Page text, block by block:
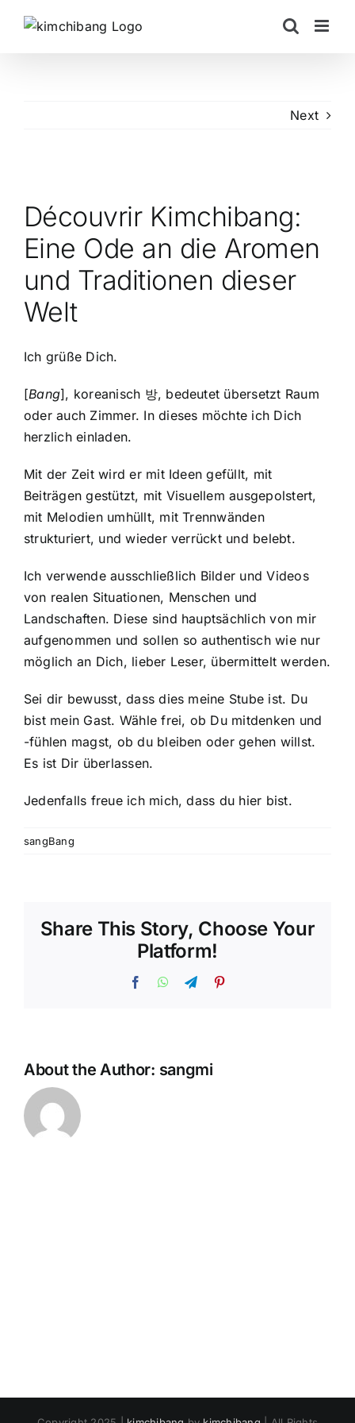
Next
Larger
Image
Découvrir Kimchibang:
Eine Ode an die Aromen
und Traditionen dieser
Welt
Ich grüße Dich.
[Bang], koreanisch 방, bedeutet übersetzt Raum
oder auch Zimmer. In dieses möchte ich Dich
herzlich einladen.
Mit der Zeit wird er mit Ideen gefüllt, mit
Beiträgen gestützt, mit Visuellem ausgepolstert,
mit Melodien umhüllt, mit Trennwänden
strukturiert, und wieder verrückt und belebt.
Ich verwende ausschließlich Bilder und Videos
von realen Situationen, Menschen und
Landschaften. Diese sind hauptsächlich von mir
aufgenommen und sollen so authentisch wie nur
möglich an Dich, lieber Leser, übermittelt werden.
Sei dir bewusst, dass dies meine Stube ist. Du
bist mein Gast. Wähle frei, ob Du mitdenken und
-fühlen magst, ob du bleiben oder gehen willst.
Es ist Dir überlassen.
Jedenfalls freue ich mich, dass du hier bist.
sangBang
Share This Story, Choose Your
Platform!
FacebookWhatsApp
Telegram
About the Author: sangmi